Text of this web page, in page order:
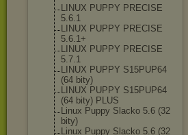
LINUX PUPPY PRECISE
5.6.1
LINUX PUPPY PRECISE
5.6.1+
LINUX PUPPY PRECISE
5.7.1
LINUX PUPPY S15PUP64
(64 bity)
LINUX PUPPY S15PUP64
(64 bity) PLUS
Linux Puppy Slacko 5.6 (32
bity)
Linux Puppy Slacko 5.6 (32